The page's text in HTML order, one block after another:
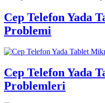
Cep Telefon Yada
Problemi
Cep Telefon Yada
Problemleri